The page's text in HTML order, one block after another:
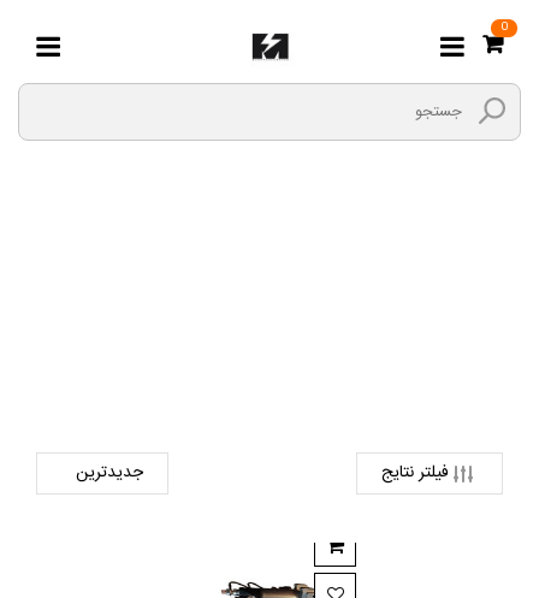
0
فیلتر نتایج